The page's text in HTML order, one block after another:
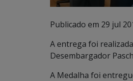
Publicado em 29 jul
A entrega foi
Desembargador
A Medalha foi